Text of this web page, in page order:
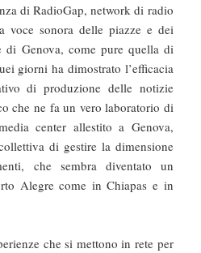
di RadioGap, network di radio
voce sonora delle piazze e dei
di Genova, come pure quella di
giorni ha dimostrato l’efficacia
di produzione delle notizie
che ne fa un vero laboratorio di
center allestito a Genova,
di gestire la dimensione
che sembra diventato un
Alegre come in Chiapas e in
che si mettono in rete per